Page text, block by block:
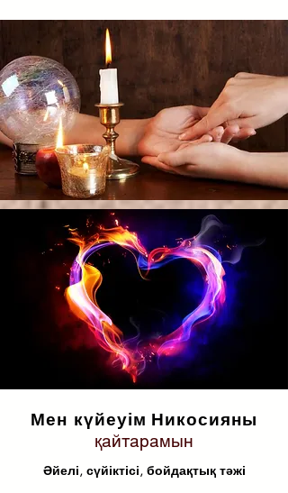
Мен күйеуім Никосияны
қайтарамын
Әйелі, сүйіктісі, бойдақтық тәжі